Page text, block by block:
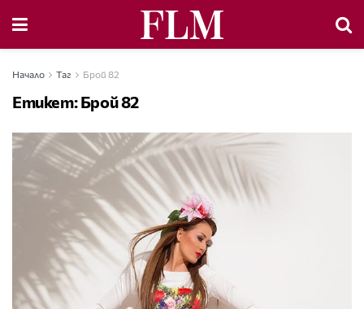
Начало Таг Брой 82
Етикет:Брой 82